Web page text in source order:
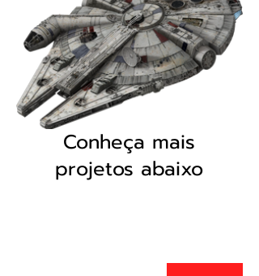
Conheça mais
projetos abaixo